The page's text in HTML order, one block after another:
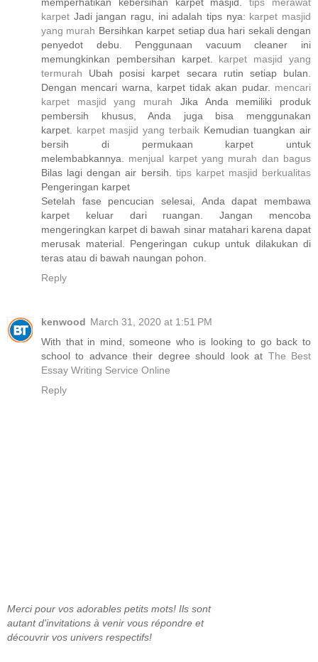
memperhatikan kebersihan karpet masjid.tips merawat
karpet Jadi jangan ragu, ini adalah tips nya: karpet masjid
yang murah Bersihkan karpet setiap dua hari sekali dengan
penyedot debu. Penggunaan vacuum cleaner ini
memungkinkan pembersihan karpet. karpet masjid yang
termurah Ubah posisi karpet secara rutin setiap bulan.
Dengan mencari warna, karpet tidak akan pudar. mencari
karpet masjid yang murah Jika Anda memiliki produk
pembersih khusus, Anda juga bisa menggunakan
karpet. karpet masjid yang terbaik Kemudian tuangkan air
bersih di permukaan karpet untuk
melembabkannya. menjual karpet yang murah dan bagus
Bilas lagi dengan air bersih. tips karpet masjid berkualitas
Pengeringan karpet
Setelah fase pencucian selesai, Anda dapat membawa
karpet keluar dari ruangan. Jangan mencoba
mengeringkan karpet di bawah sinar matahari karena dapat
merusak material. Pengeringan cukup untuk dilakukan di
teras atau di bawah naungan pohon.
Reply
kenwood March 31, 2020 at 1:51 PM
With that in mind, someone who is looking to go back to
school to advance their degree should look at The Best
Essay Writing Service Online
Reply
Merci pour vos adorables petits mots! Ils sont
autant d'invitations à venir vous répondre et
découvrir vos univers respectifs!